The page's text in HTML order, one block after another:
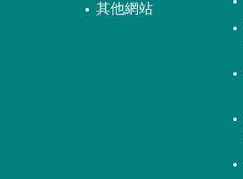
其他網站